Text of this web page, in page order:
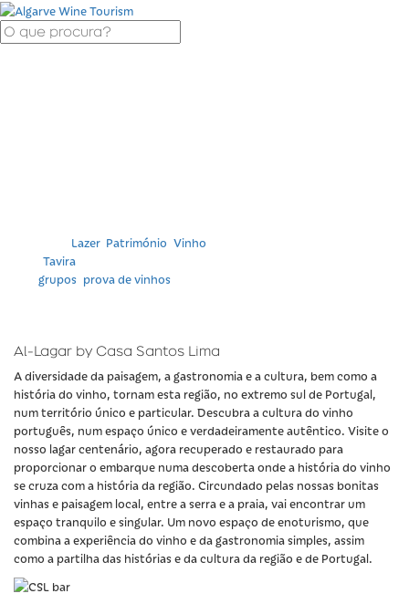
Lazer, Património Vinho
Tavira
grupos prova de vinhos
Al-Lagar by Casa Santos Lima
A diversidade da paisagem, a gastronomia e a cultura, bem como a
história do vinho, tornam esta região, no extremo sul de Portugal,
num território único e particular. Descubra a cultura do vinho
português, num espaço único e verdadeiramente autêntico. Visite o
nosso lagar centenário, agora recuperado e restaurado para
proporcionar o embarque numa descoberta onde a história do vinho
se cruza com a história da região. Circundado pelas nossas bonitas
vinhas e paisagem local, entre a serra e a praia, vai encontrar um
espaço tranquilo e singular. Um novo espaço de enoturismo, que
combina a experiência do vinho e da gastronomia simples, assim
como a partilha das histórias e da cultura da região e de Portugal.